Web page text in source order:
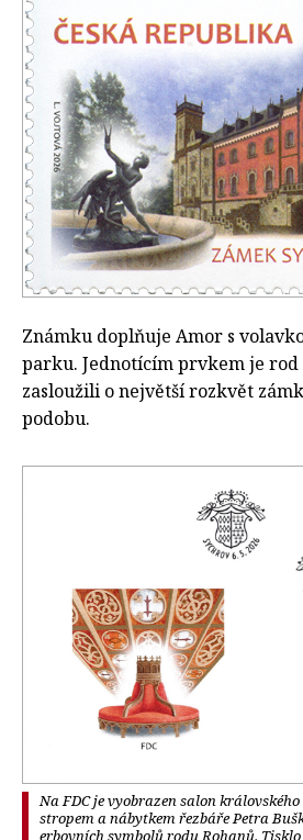
Známku doplňuje Amor s
parku. Jednotícím prvkem je rod
zasloužili o největší rozkvět
podobu.
Na FDC je vyobrazen salon
stropem a nábytkem řezbáře Petra
erbovních symbolů rodu Rohanů.